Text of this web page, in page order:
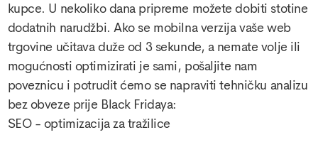
kupce. U nekoliko dana pripreme možete dobiti stotine
dodatnih narudžbi. Ako se mobilna verzija vaše web
trgovine učitava duže od 3 sekunde, a nemate volje ili
mogućnosti optimizirati je sami, pošaljite nam
poveznicu i potrudit ćemo se napraviti tehničku analizu
bez obveze prije Black Fridaya:
SEO - optimizacija za tražilice